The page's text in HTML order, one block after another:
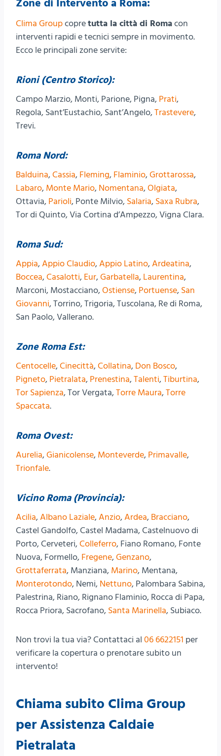
Zone di Intervento a Roma:
Clima Groupcopretutta la città di Romacon
interventi rapidi e tecnici sempre in movimento.
Ecco le principali zone servite:
Rioni (Centro Storico):
Campo Marzio, Monti, Parione, Pigna, Prati,
Regola, Sant’Eustachio, Sant’Angelo,Trastevere,
Trevi.
Roma Nord:
Balduina,Cassia, Fleming, Flaminio,Grottarossa,
Labaro, Monte Mario, Nomentana,Olgiata,
Ottavia, Parioli, Ponte Milvio, Salaria, Saxa Rubra,
Tor di Quinto, Via Cortina d’Ampezzo, Vigna Clara.
Roma Sud:
Appia,Appio Claudio,Appio Latino,Ardeatina,
Boccea,Casalotti, Eur,Garbatella, Laurentina,
Marconi, Mostacciano,Ostiense, Portuense, San
Giovanni, Torrino, Trigoria, Tuscolana, Re di Roma,
San Paolo, Vallerano.
Zone Roma Est:
Centocelle,Cinecittà,Collatina, Don Bosco,
Pigneto, Pietralata, Prenestina,Talenti,Tiburtina,
Tor Sapienza, Tor Vergata,Torre Maura,Torre
Spaccata.
Roma Ovest:
Aurelia,Gianicolense, Monteverde, Primavalle,
Trionfale.
Vicino Roma (Provincia):
Acilia,Albano Laziale,Anzio,Ardea, Bracciano,
Castel Gandolfo, Castel Madama, Castelnuovo di
Porto, Cerveteri,Colleferro, Fiano Romano, Fonte
Nuova, Formello, Fregene,Genzano,
Grottaferrata, Manziana, Marino, Mentana,
Monterotondo, Nemi, Nettuno, Palombara Sabina,
Palestrina, Riano, Rignano Flaminio, Rocca di Papa,
Rocca Priora, Sacrofano, Santa Marinella, Subiaco.
Non trovi la tua via? Contattaci al 06 6622151 per
verificare la copertura o prenotare subito un
intervento!
Chiama subito Clima Group
per Assistenza Caldaie
Pietralata